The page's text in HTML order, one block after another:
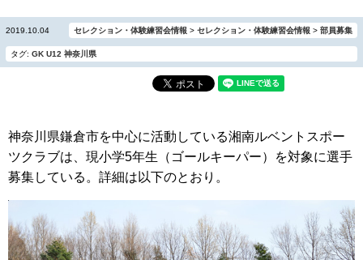
2019.10.04 セレクション・体験練習会情報 > セレクション・体験練習会情報 > 部員募集
タグ: GK U12 神奈川県
神奈川県鎌倉市を中心に活動している湘南ルベントスポー
ツクラブは、現小学5年生（ゴールキーパー）を対象に選手
募集している。詳細は以下のとおり。